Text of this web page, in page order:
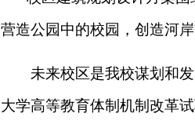
营造公园中的校园，创造河
未来校区是我校谋划和
大学高等教育体制机制改革